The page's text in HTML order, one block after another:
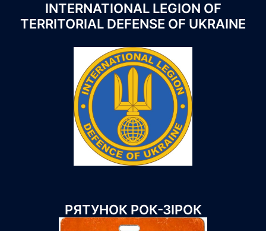
INTERNATIONAL LEGION OF
TERRITORIAL DEFENSE OF UKRAINE
РЯТУНОК РОК-ЗІРОК